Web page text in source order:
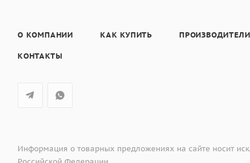
О КОМПАНИИ КАК КУПИТЬ ПРОИЗВОДИТЕЛИ
КОНТАКТЫ
Информация о товарных предложениях на сайте носит